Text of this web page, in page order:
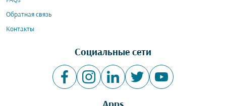
Обратная связь
Контакты
Социальные сети